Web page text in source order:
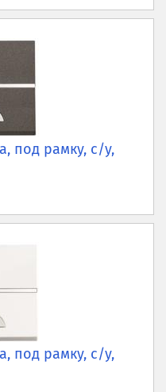
под рамку, с/у,
под рамку, с/у,